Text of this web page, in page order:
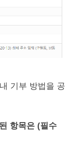
기부 방법을 공
항목은 (필수